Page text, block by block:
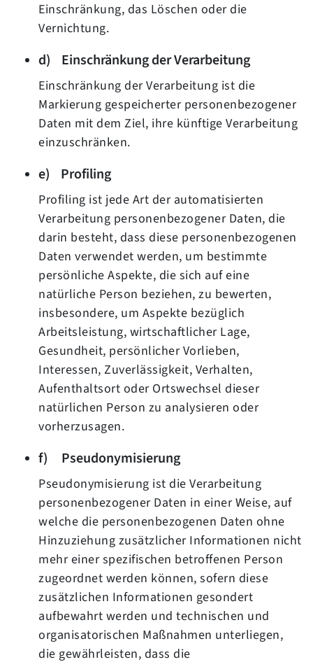
Einschränkung, das Löschen oder die
Vernichtung.
d) Einschränkung der Verarbeitung
Einschränkung der Verarbeitung ist die
Markierung gespeicherter personenbezogener
Daten mit dem Ziel, ihre künftige Verarbeitung
einzuschränken.
e) Profiling
Profiling ist jede Art der automatisierten
Verarbeitung personenbezogener Daten, die
darin besteht, dass diese personenbezogenen
Daten verwendet werden, um bestimmte
persönliche Aspekte, die sich auf eine
natürliche Person beziehen, zu bewerten,
insbesondere, um Aspekte bezüglich
Arbeitsleistung, wirtschaftlicher Lage,
Gesundheit, persönlicher Vorlieben,
Interessen, Zuverlässigkeit, Verhalten,
Aufenthaltsort oder Ortswechsel dieser
natürlichen Person zu analysieren oder
vorherzusagen.
f) Pseudonymisierung
Pseudonymisierung ist die Verarbeitung
personenbezogener Daten in einer Weise, auf
welche die personenbezogenen Daten ohne
Hinzuziehung zusätzlicher Informationen nicht
mehr einer spezifischen betroffenen Person
zugeordnet werden können, sofern diese
zusätzlichen Informationen gesondert
aufbewahrt werden und technischen und
organisatorischen Maßnahmen unterliegen,
die gewährleisten, dass die